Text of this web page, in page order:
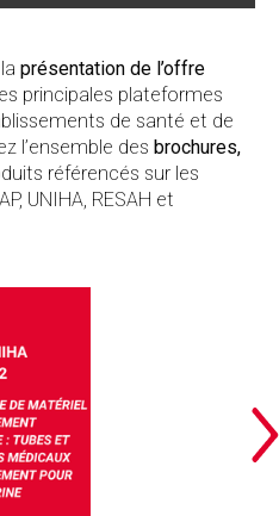
présentation de l’offre
principales plateformes
de santé et de
l’ensemble des brochures,
référencés sur les
UNIHA, RESAH et